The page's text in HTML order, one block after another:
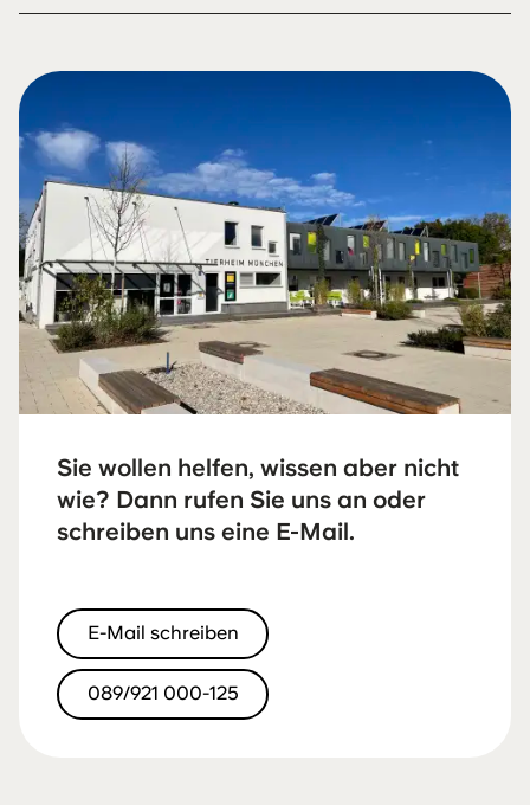
Sie wollen helfen, wissen aber nicht
wie? Dann rufen Sie uns an oder
schreiben uns eine E-Mail.
E-Mail schreiben
089/921 000-125